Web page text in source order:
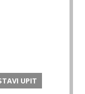
UPIT